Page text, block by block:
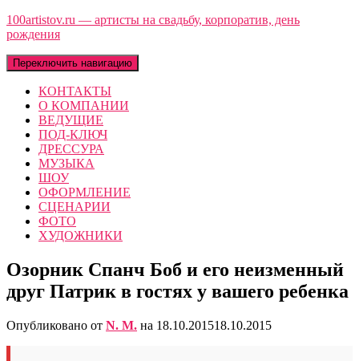
100artistov.ru — артисты на свадьбу, корпоратив, день
рождения
Переключить навигацию
КОНТАКТЫ
О КОМПАНИИ
ВЕДУЩИЕ
ПОД-КЛЮЧ
ДРЕССУРА
МУЗЫКА
ШОУ
ОФОРМЛЕНИЕ
СЦЕНАРИИ
ФОТО
ХУДОЖНИКИ
Озорник Спанч Боб и его неизменный
друг Патрик в гостях у вашего ребенка
Опубликовано от N. M. на 18.10.201518.10.2015